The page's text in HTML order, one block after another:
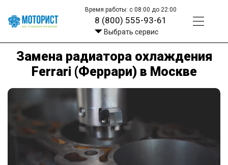
Время работы: с 08:00 до 22:00
8 (800) 555-93-61
Выбрать сервис
Замена радиатора охлаждения
Ferrari (Феррари) в Москве